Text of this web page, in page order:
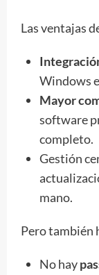
Las ventajas
Windows
Mayor
software
completo.
Gestión
mano.
Pero también
No hay